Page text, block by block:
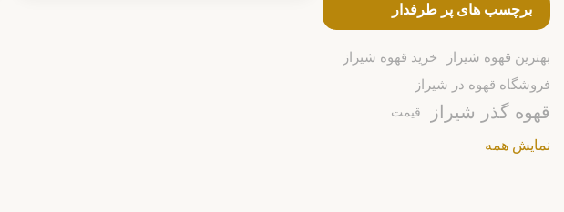
برچسب های پر طرفدار
بهترین قهوه شیراز
خرید قهوه شیراز
فروشگاه قهوه در شیراز
قهوه گذر شیراز قیمت
نمایش همه